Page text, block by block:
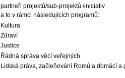
partneři projektů/sub-projektů /iniciativ
a to v rámci následujících programů:
Kultura
Zdraví
Justice
Řádná správa věcí veřejných
Lidská práva, začleňování Romů a domácí